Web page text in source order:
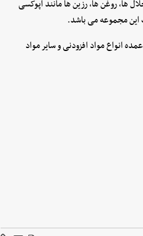
ها, روغن ها, رزین ها مانند اپوکسی
این مجموعه می باشد.
انواع مواد افزودنی و سایر مواد